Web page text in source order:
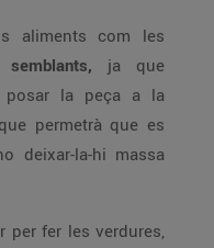
aliments com les
ja que
posar la peça a la
permetrà que es
deixar-la-hi massa
per fer les verdures,